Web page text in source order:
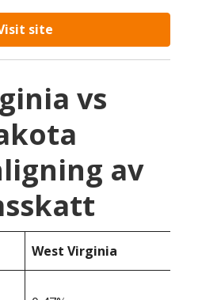
site
vs
av
West Virginia